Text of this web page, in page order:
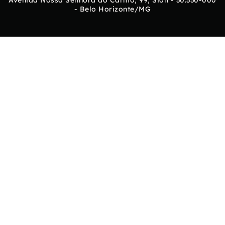
- Belo Horizonte/MG